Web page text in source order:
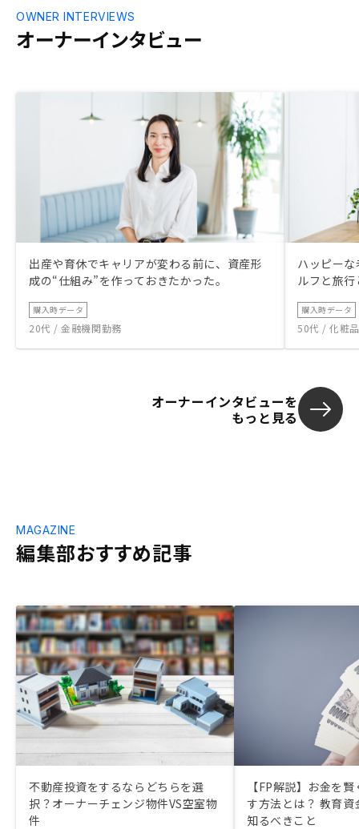
オーナーインタビュー
OWNER INTERVIEWS
出産や育休でキャリアが変わる前に、資産形
成の“仕組み”を作っておきたかった。
購入時データ
20代 / 金融機関勤務
ハッピー
ルフと旅
購入時データ
50代 / 化粧
オーナーインタビューを
もっと見る
編集部おすすめ記事
MAGAZINE
不動産投資をするならどちらを選
択？オーナーチェンジ物件VS空室物
件
【FP解説】お金を
す方法とは？ 教育
知るべきこと